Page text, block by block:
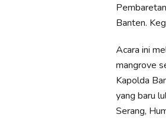
Banten.
Acara ini
mangrove
Kapolda
yang baru
Serang,